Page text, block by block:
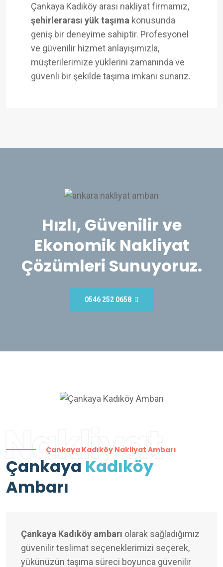
Çankaya Kadıköy arası nakliyat firmamız,
şehirlerarası yük taşıma konusunda
geniş bir deneyime sahiptir. Profesyonel
ve güvenilir hizmet anlayışımızla,
müşterilerimize yüklerini zamanında ve
güvenli bir şekilde taşıma imkanı sunarız.
Hızlı, Güvenilir ve
Ekonomik Nakliyat
Çözümleri Sunuyoruz.
0546 252 0658
Nakliyat
Çankaya Kadıköy Nakliyat Ambarı
Çankaya Kadıköy
Ambarı
Çankaya Kadıköy ambarı olarak sağladığımız
güvenilir teslimat seçeneklerimizi seçerek,
yükünüzün taşıma süreci boyunca güvenilir